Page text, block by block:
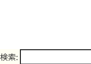
検索: